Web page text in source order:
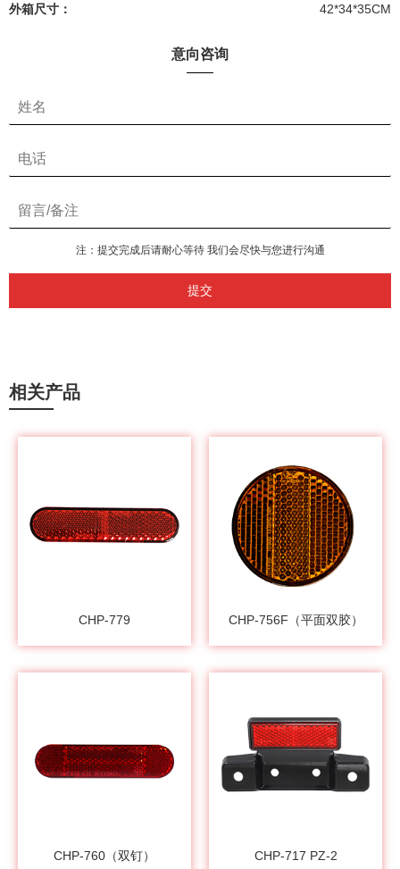
外箱尺寸： 42*34*35CM
意向咨询
提交
注：提交完成后请耐心等待 我们会尽快与您进行沟通
相关产品
CHP-779 CHP-756F（平面双胶）
CHP-760（双钉） CHP-717 PZ-2